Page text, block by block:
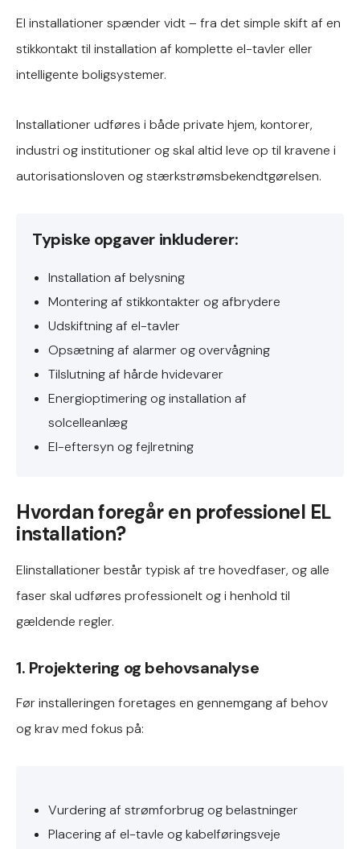
El installationer spænder vidt – fra det simple skift af en
stikkontakt til installation af komplette el-tavler eller
intelligente boligsystemer.
Installationer udføres i både private hjem, kontorer,
industri og institutioner og skal altid leve op til kravene i
autorisationsloven og stærkstrømsbekendtgørelsen.
Typiske opgaver inkluderer:
Installation af belysning
Montering af stikkontakter og afbrydere
Udskiftning af el-tavler
Opsætning af alarmer og overvågning
Tilslutning af hårde hvidevarer
Energioptimering og installation af
solcelleanlæg
El-eftersyn og fejlretning
Hvordan foregår en professionel EL
installation?
Elinstallationer består typisk af tre hovedfaser, og alle
faser skal udføres professionelt og i henhold til
gældende regler.
1. Projektering og behovsanalyse
Før installeringen foretages en gennemgang af behov
og krav med fokus på:
Vurdering af strømforbrug og belastninger
Placering af el-tavle og kabelføringsveje